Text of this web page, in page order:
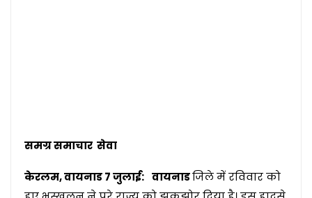
समग्र समाचार सेवा
केरलम, वायनाड 7 जुलाई: वायनाडजिले में रविवार को